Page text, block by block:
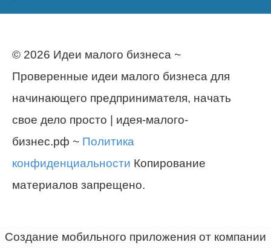
© 2026 Идеи малого бизнеса ~
Проверенные идеи малого бизнеса для
начинающего предпринимателя, начать
свое дело просто | идея-малого-
бизнес.рф ~ Политика
конфиденциальности Копирование
материалов запрещено.
Создание мобильного приложения от компании